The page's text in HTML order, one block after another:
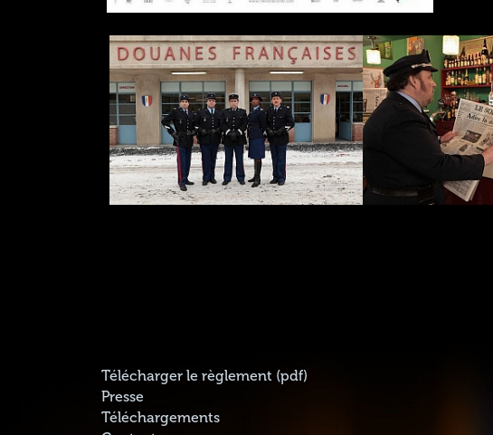
Télécharger le règlement (pdf)
Presse
Téléchargements